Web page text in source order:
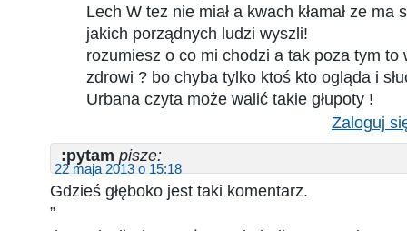
Lech W tez nie miał a kwach kłamał ze ma
jakich porządnych ludzi wyszli!
rozumiesz o co mi chodzi a tak poza tym to
zdrowi ? bo chyba tylko ktoś kto ogląda i
Urbana czyta może walić takie głupoty !
Zaloguj
:pytam pisze:
22 maja 2013 o 15:18
Gdzieś głęboko jest taki komentarz.
”